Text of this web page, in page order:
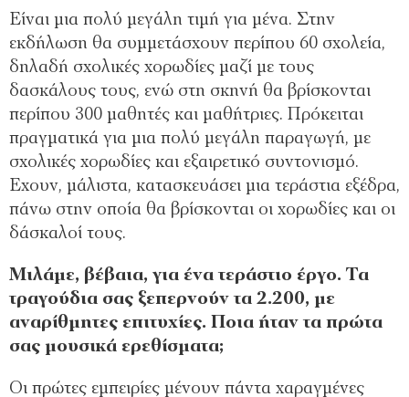
Είναι μια πολύ μεγάλη τιμή για μένα. Στην
εκδήλωση θα συμμετάσχουν περίπου 60 σχολεία,
δηλαδή σχολικές χορωδίες μαζί με τους
δασκάλους τους, ενώ στη σκηνή θα βρίσκονται
περίπου 300 μαθητές και μαθήτριες. Πρόκειται
πραγματικά για μια πολύ μεγάλη παραγωγή, με
σχολικές χορωδίες και εξαιρετικό συντονισμό.
Εχουν, μάλιστα, κατασκευάσει μια τεράστια εξέδρα,
πάνω στην οποία θα βρίσκονται οι χορωδίες και οι
δάσκαλοί τους.
Μιλάμε, βέβαια, για ένα τεράστιο έργο. Τα
τραγούδια σας ξεπερνούν τα 2.200, με
αναρίθμητες επιτυχίες. Ποια ήταν τα πρώτα
σας μουσικά ερεθίσματα;
Οι πρώτες εμπειρίες μένουν πάντα χαραγμένες